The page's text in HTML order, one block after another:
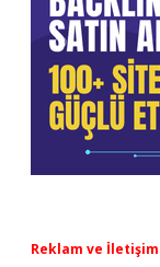
Reklam ve